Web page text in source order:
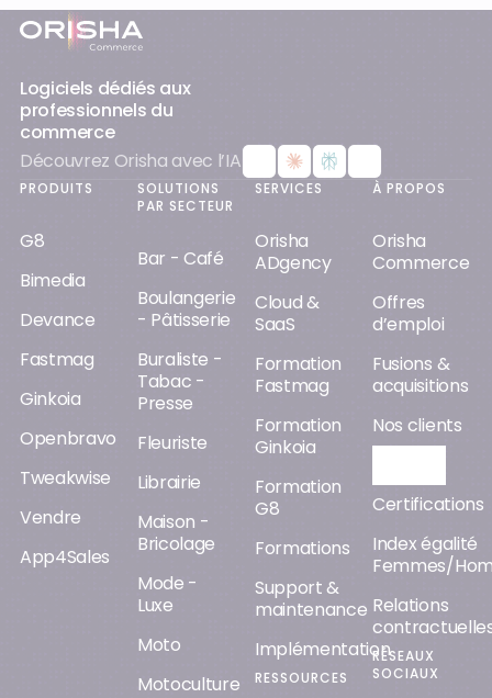
Pied-de-page
Logiciels dédiés aux
professionnels du
commerce
Découvrez Orisha avec l’IA
PRODUITS
G8
Bimedia
Devance
Fastmag
Ginkoia
Openbravo
Tweakwise
Vendre
App4Sales
SOLUTIONS
PAR SECTEUR
Bar - Café
Boulangerie
- Pâtisserie
Buraliste -
Tabac -
Presse
Fleuriste
Librairie
Maison -
Bricolage
Mode -
Luxe
Moto
Motoculture
SERVICES
Orisha
ADgency
Cloud &
SaaS
Formation
Fastmag
Formation
Ginkoia
Formation
G8
Formations
Support &
maintenance
Implémentation
RESSOURCES
À PROPOS
Orisha
Commerce
Offres
d’emploi
Fusions &
acquisitions
Nos clients
Certifications
Index égalité
Femmes/
Relations
RÉSEAUX
SOCIAUX